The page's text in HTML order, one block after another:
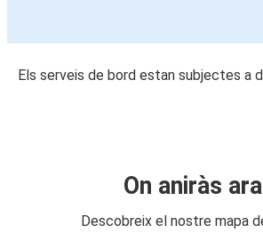
Els serveis de bord estan subjectes a
On aniràs
Descobreix el nostre mapa